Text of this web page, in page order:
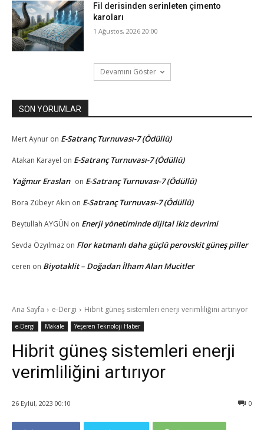
Fil derisinden serinleten çimento
karoları
1 Ağustos, 2026 20:00
Devamını Göster
SON YORUMLAR
Mert Aynur on E-Satranç Turnuvası-7 (Ödüllü)
Atakan Karayel on E-Satranç Turnuvası-7 (Ödüllü)
Yağmur Eraslan on E-Satranç Turnuvası-7 (Ödüllü)
Bora Zübeyr Akın on E-Satranç Turnuvası-7 (Ödüllü)
Beytullah AYGÜN on Enerji yönetiminde dijital ikiz devrimi
Sevda Özyılmaz on Flor katmanlı daha güçlü perovskit güneş piller
ceren on Biyotaklit – Doğadan İlham Alan Mucitler